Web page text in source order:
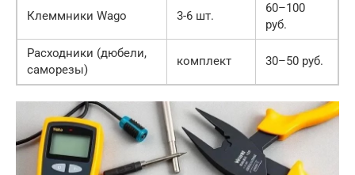
Клеммники Wago 3-6 шт.
60–100
руб.
Расходники (дюбели,
саморезы)
комплект 30–50 руб.